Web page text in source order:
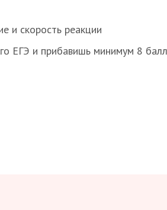
и скорость реакции
ЕГЭ и прибавишь минимум 8